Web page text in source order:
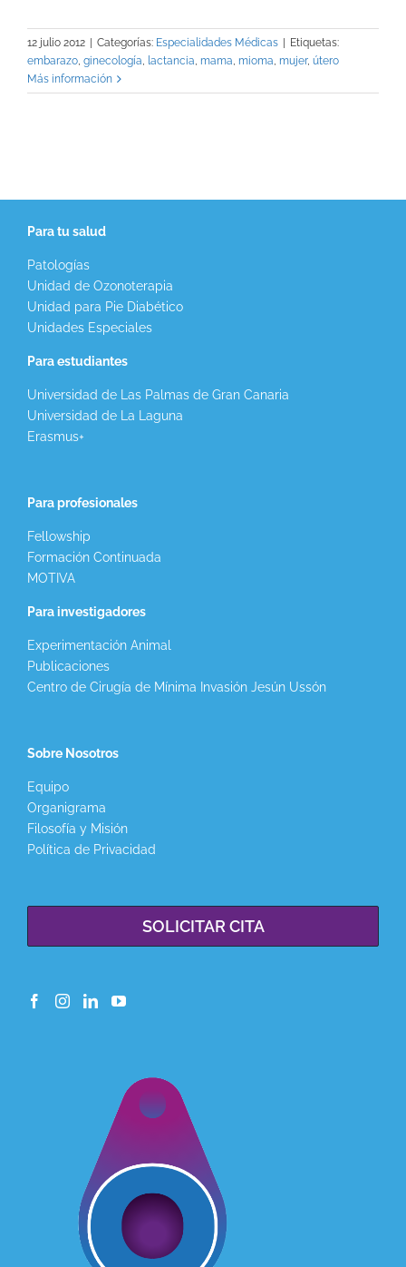
12 julio 2012 | Categorías: Especialidades Médicas | Etiquetas:
embarazo, ginecología, lactancia, mama, mioma, mujer, útero
Más información
Para tu salud
Patologías
Unidad de Ozonoterapia
Unidad para Pie Diabético
Unidades Especiales
Para estudiantes
Universidad de Las Palmas de Gran Canaria
Universidad de La Laguna
Erasmus+
Para profesionales
Fellowship
Formación Continuada
MOTIVA
Para investigadores
Experimentación Animal
Publicaciones
Centro de Cirugía de Mínima Invasión Jesún Ussón
Sobre Nosotros
Equipo
Organigrama
Filosofía y Misión
Política de Privacidad
SOLICITAR CITA